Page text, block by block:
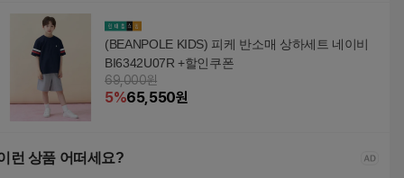
(BEANPOLE KIDS) 피케 반소매 상하세트 네이비
BI6342U07R +할인쿠폰
69,000원
5%65,550원
런 상품 어떠세요?